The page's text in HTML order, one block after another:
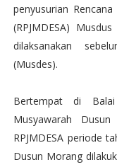
penyusurian
(RPJMDESA)
dilaksanakan
(Musdes).
Bertempat di
Musyawarah
RPJMDESA periode
Dusun Morang